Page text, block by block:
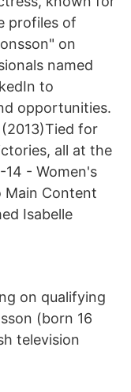
profiles of
on
named
to
opportunities.
for
all at the
14 - Women's
Main Content
Isabelle
on qualifying
(born 16
television